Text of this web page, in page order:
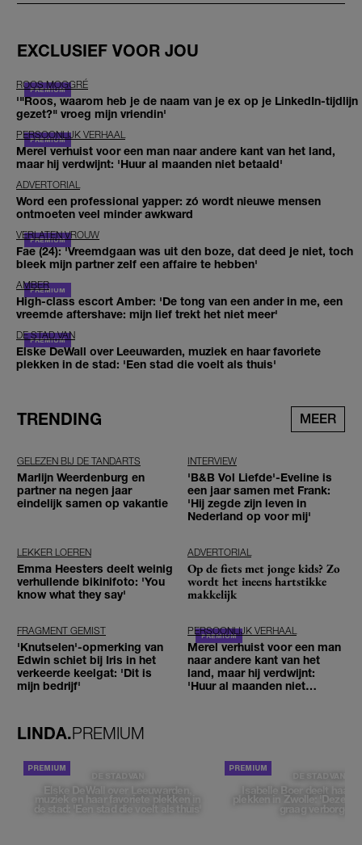
EXCLUSIEF VOOR JOU
ROOS MOGGRÉ
'"Roos, waarom heb je de naam van je ex op je LinkedIn-tijdlijn
gezet?" vroeg mijn vriendin'
PERSOONLIJK VERHAAL
Merel verhuist voor een man naar andere kant van het land,
maar hij verdwijnt: 'Huur al maanden niet betaald'
ADVERTORIAL
Word een professional yapper: zó wordt nieuwe mensen
ontmoeten veel minder awkward
VERLATEN VROUW
Fae (24): 'Vreemdgaan was uit den boze, dat deed je niet, toch
bleek mijn partner zelf een affaire te hebben'
AMBER
High-class escort Amber: 'De tong van een ander in me, een
vreemde aftershave: mijn lief trekt het niet meer'
DE STAD VAN
Elske DeWall over Leeuwarden, muziek en haar favoriete
plekken in de stad: 'Een stad die voelt als thuis'
TRENDING MEER
GELEZEN BIJ DE TANDARTS
Marlijn Weerdenburg en
partner na negen jaar
eindelijk samen op vakantie
INTERVIEW
'B&B Vol Liefde'-Eveline is
een jaar samen met Frank:
'Hij zegde zijn leven in
Nederland op voor mij'
LEKKER LOEREN
Emma Heesters deelt weinig
verhullende bikinifoto: 'You
know what they say'
ADVERTORIAL
Op de fiets met jonge kids? Zo
wordt het ineens hartstikke
makkelijk
FRAGMENT GEMIST
'Knutselen'-opmerking van
Edwin schiet bij Iris in het
verkeerde keelgat: 'Dit is
mijn bedrijf'
PERSOONLIJK VERHAAL
Merel verhuist voor een man
naar andere kant van het
land, maar hij verdwijnt:
'Huur al maanden niet
LINDA.PREMIUM
DE STAD VAN
Elske DeWall over Leeuwarden,
muziek en haar favoriete plekken in
de stad: 'Een stad die voelt als thuis'
DE STAD VAN
Isabelle Boer deelt haar
plekken in Zwolle: 'Deze
graag verborgen'